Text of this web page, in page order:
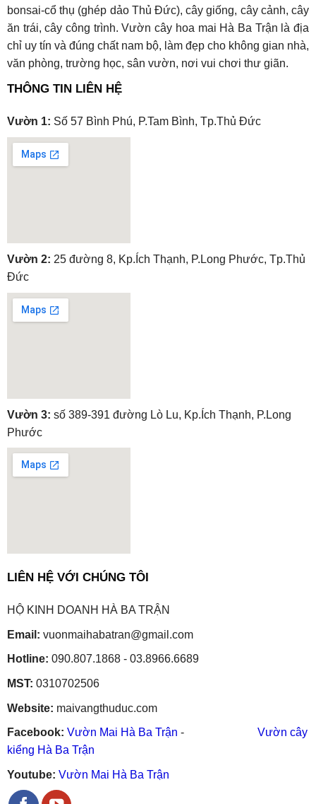
bonsai-cổ thụ (ghép dảo Thủ Đức), cây giống, cây cảnh, cây
ăn trái, cây công trình. Vườn cây hoa mai Hà Ba Trận là địa
chỉ uy tín và đúng chất nam bộ, làm đẹp cho không gian nhà,
văn phòng, trường học, sân vườn, nơi vui chơi thư giãn.
THÔNG TIN LIÊN HỆ
Vườn 1: Số 57 Bình Phú, P.Tam Bình, Tp.Thủ Đức
embedgooglemap.net
Vườn 2: 25 đường 8, Kp.Ích Thạnh, P.Long Phước, Tp.Thủ
Đức
embedgooglemap.net
Vườn 3: số 389-391 đường Lò Lu, Kp.Ích Thạnh, P.Long
Phước
embedgooglemap.net
LIÊN HỆ VỚI CHÚNG TÔI
HỘ KINH DOANH HÀ BA TRẬN
Email: vuonmaihabatran@gmail.com
Hotline: 090.807.1868 - 03.8966.6689
MST: 0310702506
Website: maivangthuduc.com
Facebook: Vườn Mai Hà Ba Trận - Vườn cây
kiểng Hà Ba Trận
Youtube: Vườn Mai Hà Ba Trận